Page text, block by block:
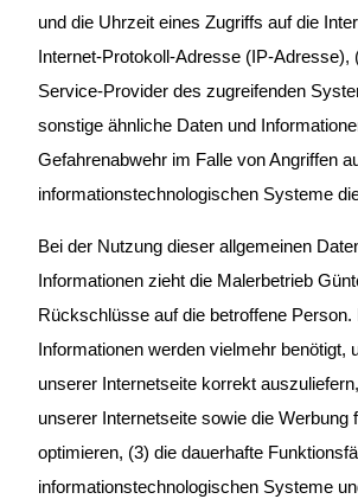
und die Uhrzeit eines Zugriffs auf die
Internet-Protokoll-Adresse (IP-Adresse),
Service-Provider des zugreifenden
sonstige ähnliche Daten und
Gefahrenabwehr im Falle von Angriffen
informationstechnologischen Systeme
Bei der Nutzung dieser allgemeinen
Informationen zieht die Malerbetrieb
Rückschlüsse auf die betroffene Person.
Informationen werden vielmehr benötigt,
unserer Internetseite korrekt
unserer Internetseite sowie die Werbung
optimieren, (3) die dauerhafte
informationstechnologischen Systeme